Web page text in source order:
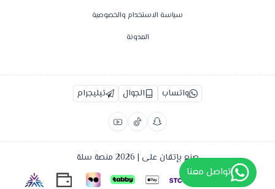
سياسة الاستخدام والخصوصية
المدونة
واتساب الجوال تيليجرام
صنع بإتقان على | 2026 منصة سلة
تواصل معنا